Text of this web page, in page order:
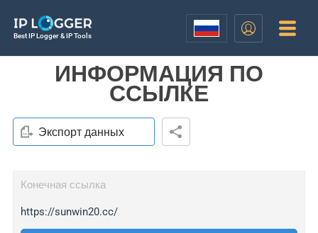
Best IP Logger & IP Tools
ИНФОРМАЦИЯ ПО
ССЫЛКЕ
Экспорт данных
Конечная ссылка
https://sunwin20.cc/